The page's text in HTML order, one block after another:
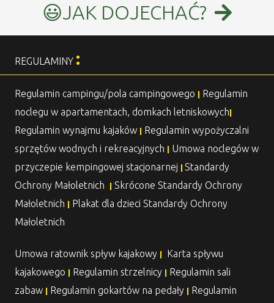
😃JAK DOJECHAĆ?
REGULAMINY :
Regulamin campingu/pola campingowego | Regulamin
noclegu w apartamentach, domkach letniskowych|
Regulamin wynajmu kajaków | Regulamin wypożyczalni
sprzętów wodnych i rekreacyjnych | Umowa noclegów w
przyczepie kempingowej stacjonarnej | Standardy
Ochrony Małoletnich
| Skrócone Standardy Ochrony
Małoletnich | Plakat dla dzieci Standardy Ochrony
Małoletnich
Umowa ratownik spływ kajakowy |
Karta spływu
kajakowego | Regulamin strzelnicy | Regulamin sali
zabaw | Regulamin gokartów na pedały | Regulamin